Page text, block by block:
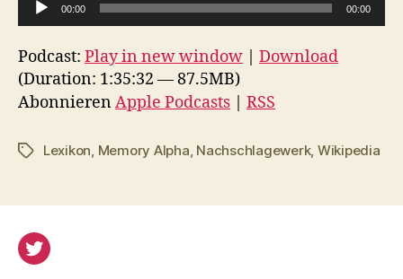
u
d
i
o
P
e
r
00:00 00:00
Podcast: Play in new window
Download
(Duration: 1:35:32 — 87.5MB)
AbonnierenApple Podcasts RSS
Schlagwörter
Lexikon, Memory Alpha, Nachschlagewerk, Wikipedia
Twitter